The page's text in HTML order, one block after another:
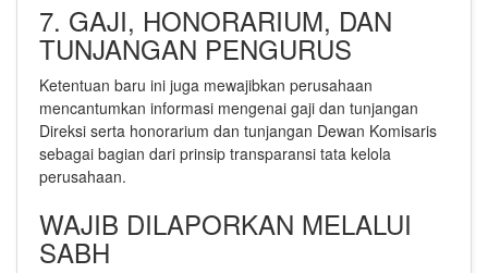
7. GAJI, HONORARIUM, DAN
TUNJANGAN PENGURUS
Ketentuan baru ini juga mewajibkan perusahaan
mencantumkan informasi mengenai gaji dan tunjangan
Direksi serta honorarium dan tunjangan Dewan Komisaris
sebagai bagian dari prinsip transparansi tata kelola
perusahaan.
WAJIB DILAPORKAN MELALUI
SABH